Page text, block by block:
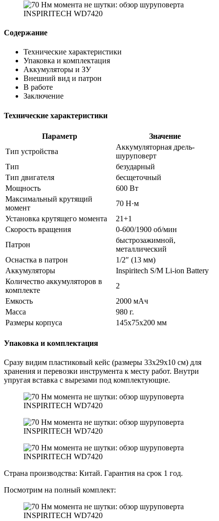
Содержание
Технические характеристики
Упаковка и комплектация
Аккумуляторы и ЗУ
Внешний вид и патрон
В работе
Заключение
Технические характеристики
Параметр
Значение
Тип устройства
Аккумуляторная дрель-
шуруповерт
Тип
безударный
Тип двигателя
бесщеточный
Мощность
600 Вт
Максимальный крутящий
момент
70 Н·м
Установка крутящего момента
21+1
Скорость вращения
0-600/1900 об/мин
Патрон
быстрозажимной,
металлический
Оснастка в патрон
1/2″ (13 мм)
Аккумуляторы
Inspiritech S/M Li-ion Battery
Количество аккумуляторов в
комплекте
2
Емкость
2000 мАч
Масса
980 г.
Размеры корпуса
145x75x200 мм
Упаковка и комплектация
Сразу видим пластиковый кейс (размеры 33х29х10 см) для
хранения и перевозки инструмента к месту работ. Внутри
упругая вставка с вырезами под комплектующие.
Страна производства: Китай. Гарантия на срок 1 год.
Посмотрим на полный комплект: